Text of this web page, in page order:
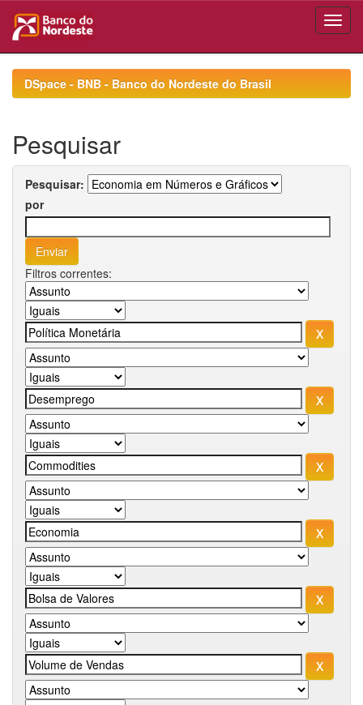
navigationDSpace - BNB - Banco do Nordeste do Brasil
Pesquisar
Pesquisar:
por
Filtros correntes: